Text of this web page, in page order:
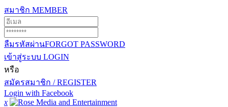
สมาชิก MEMBER
ลืมรหัสผ่านFORGOT PASSWORD
เข้าสู่ระบบ LOGIN
หรือ
สมัครสมาชิก / REGISTER
Login with Facebook
x